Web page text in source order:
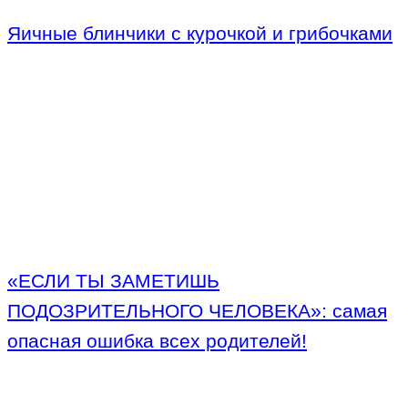
Яичные блинчики с курочкой и грибочками
«ЕСЛИ ТЫ ЗАМЕТИШЬ
ПОДОЗРИТЕЛЬНОГО ЧЕЛОВЕКА»: самая
опасная ошибка всех родителей!